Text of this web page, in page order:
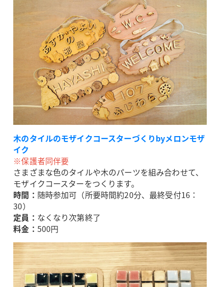
木のタイルのモザイクコースターづくりbyメロンモザ
イク
※保護者同伴要
さまざまな色のタイルや木のパーツを組み合わせて、
モザイクコースターをつくります。
時間： 随時参加可（所要時間約20分、最終受付16：
30）
定員： なくなり次第終了
料金： 500円